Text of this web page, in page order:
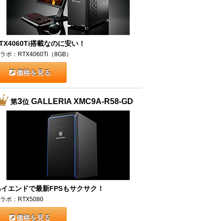
搭載なのに安い！
ボ：RTX4060Ti（8GB）
価格を見る
第3位GALLERIA XMC9A-R58-GD
エンドで最新FPSもサクサク！
ボ：RTX5080
価格を見る